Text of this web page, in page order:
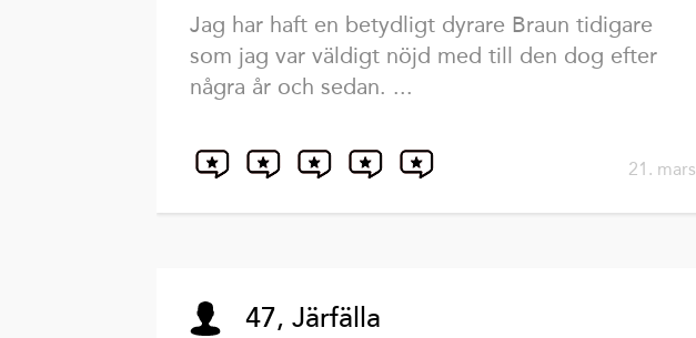
Jag har haft en betydligt dyrare Braun tidigare
som jag var väldigt nöjd med till den dog efter
några år och sedan. ...
21. mars
47, Järfälla